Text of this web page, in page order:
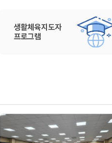
생활체육지도자
프로그램